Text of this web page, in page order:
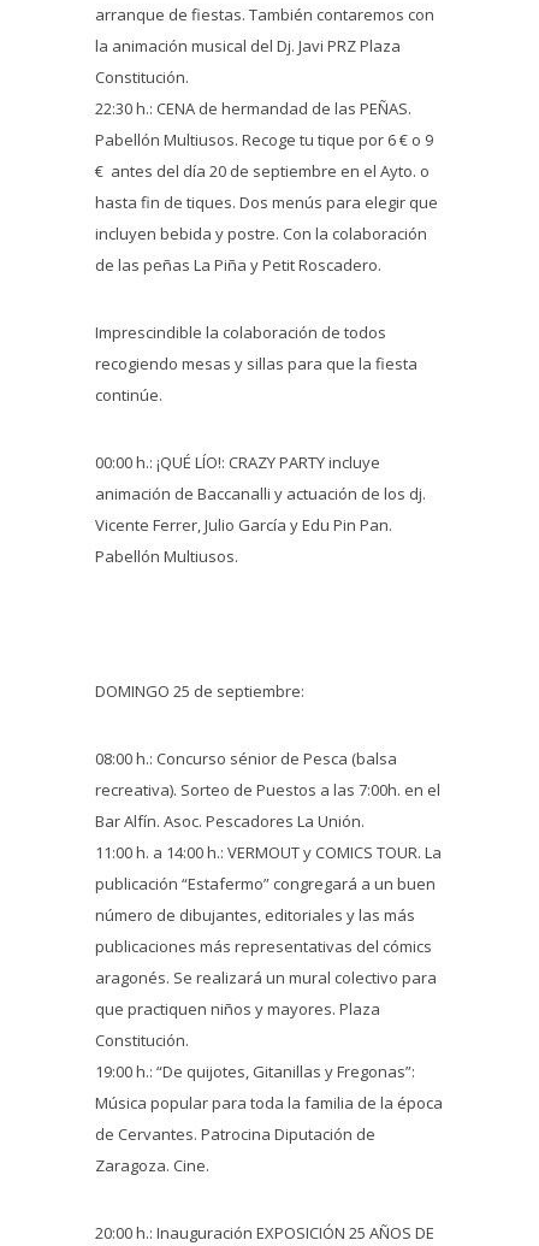
arranque de fiestas. También contaremos con
la animación musical del Dj. Javi PRZ Plaza
Constitución.
22:30 h.: CENA de hermandad de las PEÑAS.
Pabellón Multiusos. Recoge tu tique por 6 € o 9
€ antes del día 20 de septiembre en el Ayto. o
hasta fin de tiques. Dos menús para elegir que
incluyen bebida y postre. Con la colaboración
de las peñas La Piña y Petit Roscadero.
Imprescindible la colaboración de todos
recogiendo mesas y sillas para que la fiesta
continúe.
00:00 h.: ¡QUÉ LÍO!: CRAZY PARTY incluye
animación de Baccanalli y actuación de los dj.
Vicente Ferrer, Julio García y Edu Pin Pan.
Pabellón Multiusos.
DOMINGO 25 de septiembre:
08:00 h.: Concurso sénior de Pesca (balsa
recreativa). Sorteo de Puestos a las 7:00h. en el
Bar Alfín. Asoc. Pescadores La Unión.
11:00 h. a 14:00 h.: VERMOUT y COMICS TOUR. La
publicación “Estafermo” congregará a un buen
número de dibujantes, editoriales y las más
publicaciones más representativas del cómics
aragonés. Se realizará un mural colectivo para
que practiquen niños y mayores. Plaza
Constitución.
19:00 h.: “De quijotes, Gitanillas y Fregonas”:
Música popular para toda la familia de la época
de Cervantes. Patrocina Diputación de
Zaragoza. Cine.
20:00 h.: Inauguración EXPOSICIÓN 25 AÑOS DE